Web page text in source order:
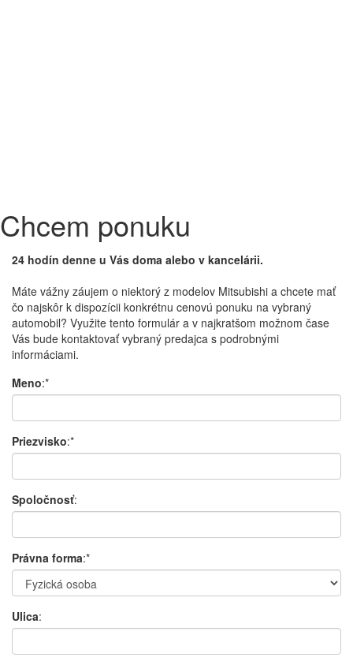
Chcem ponuku
24 hodín denne u Vás doma alebo v kancelárii.
Máte vážny záujem o niektorý z modelov Mitsubishi a chcete mať
čo najskôr k dispozícii konkrétnu cenovú ponuku na vybraný
automobil? Využite tento formulár a v najkratšom možnom čase
Vás bude kontaktovať vybraný predajca s podrobnými
informáciami.
Meno:*
Priezvisko:*
Spoločnosť:
Právna forma:*
Ulica: